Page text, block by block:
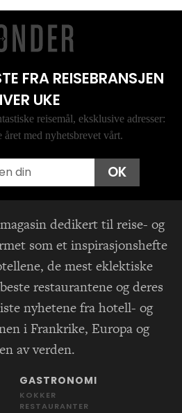
FRA REISEBRANSJEN
UKE
reisemål, eksklusive adresser:
med nyhetsbrevet vårt.
OK
dedikert til reise- og
som et inspirasjonshefte
de mest eklektiske
restaurantene og deres
nyhetene fra hotell- og
i Frankrike, Europa og
av verden.
GASTRONOMI
KOKKER
RESTAURANTER